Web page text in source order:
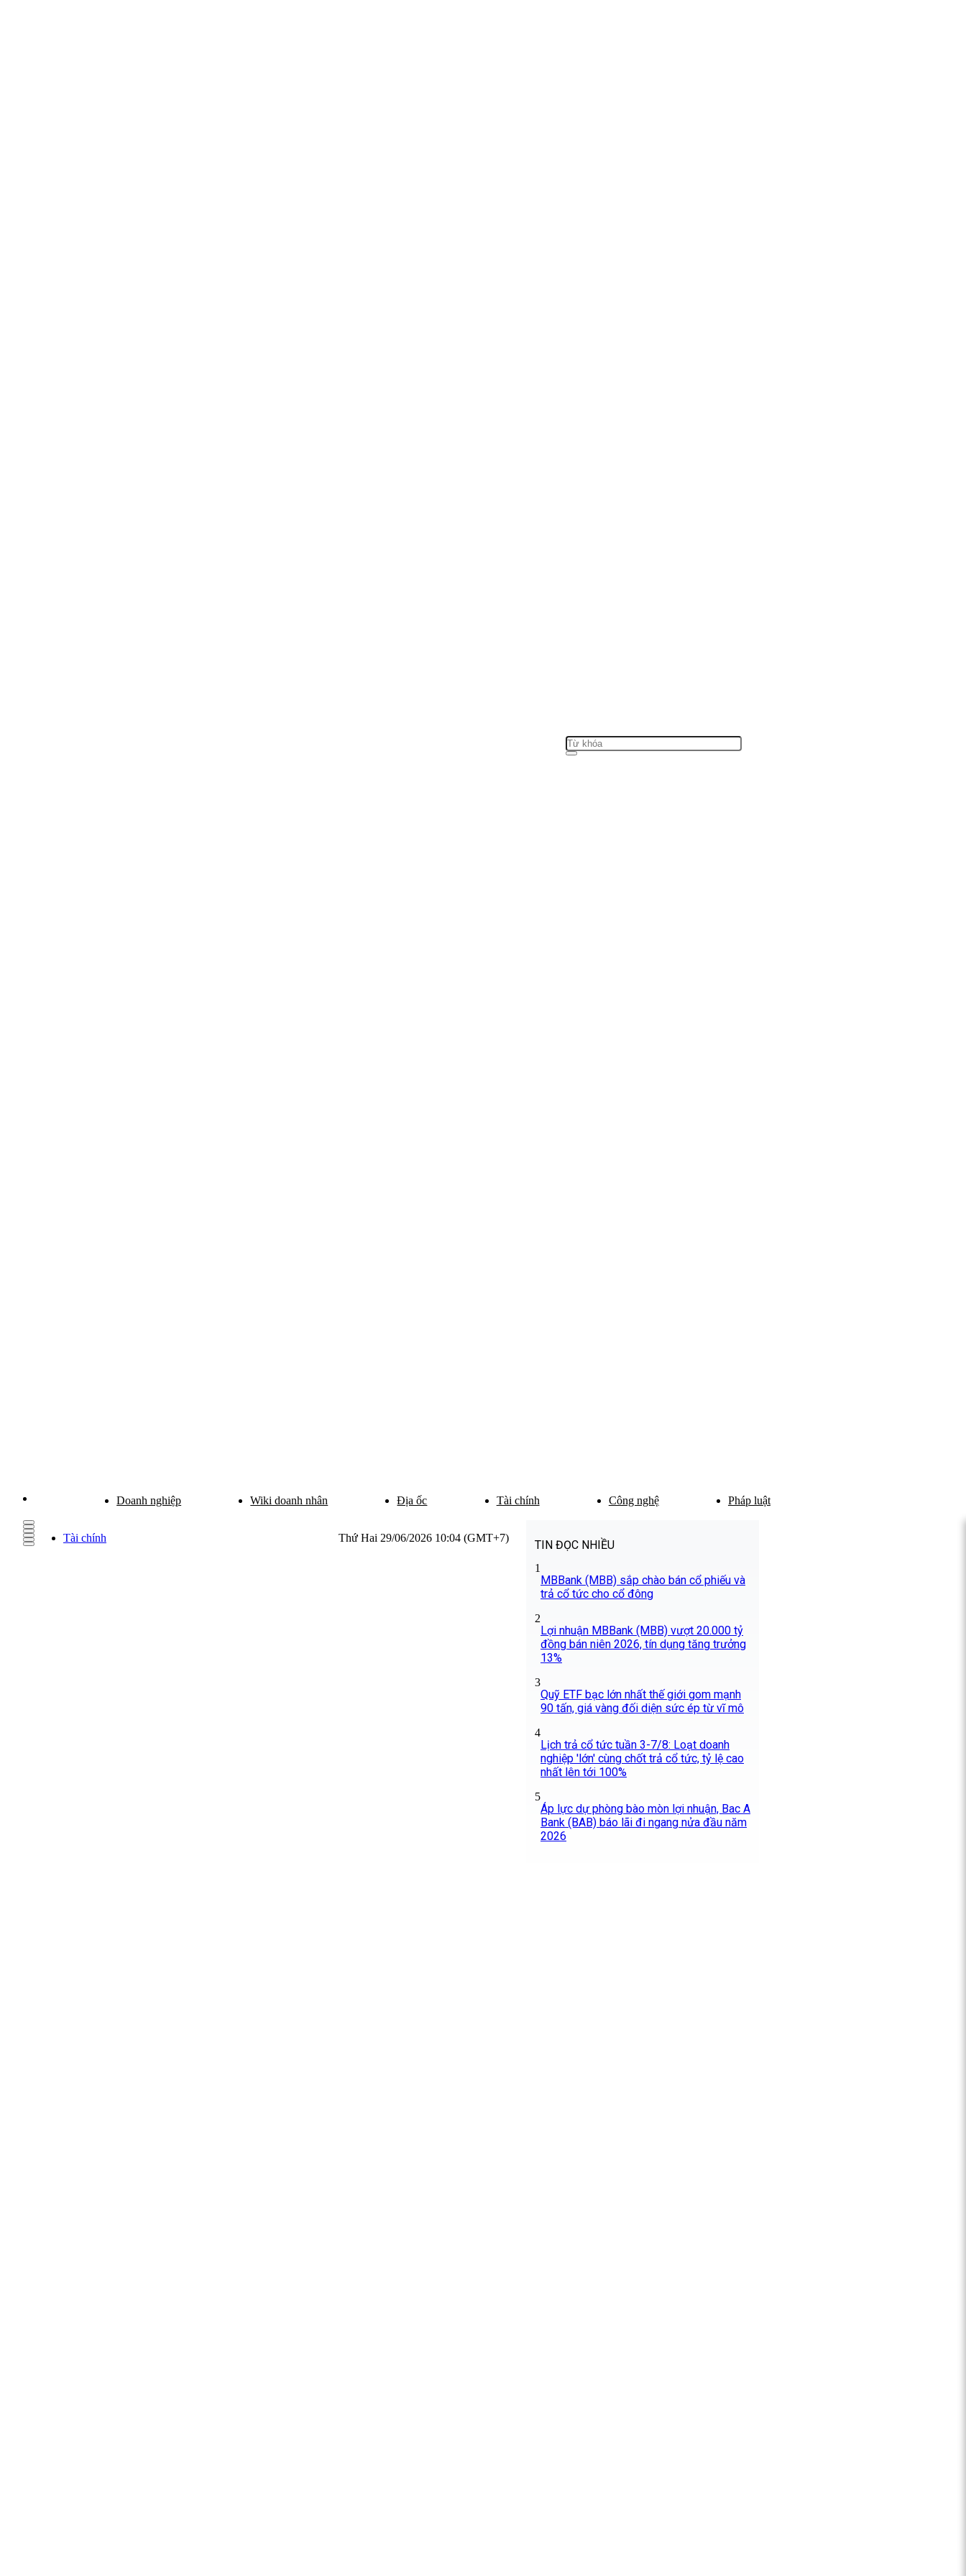
Doanh nghiệp Wiki doanh nhân Địa ốc Tài chính Công nghệ Pháp luật
Tài chính Thứ Hai 29/06/2026 10:04 (GMT+7)
TIN ĐỌC NHIỀU
1
MBBank (MBB) sắp chào bán cổ phiếu và
trả cổ tức cho cổ đông
2
Lợi nhuận MBBank (MBB) vượt 20.000 tỷ
đồng bán niên 2026, tín dụng tăng trưởng
13%
3
Quỹ ETF bạc lớn nhất thế giới gom mạnh
90 tấn, giá vàng đối diện sức ép từ vĩ mô
4
Lịch trả cổ tức tuần 3-7/8: Loạt doanh
nghiệp 'lớn' cùng chốt trả cổ tức, tỷ lệ cao
nhất lên tới 100%
5
Áp lực dự phòng bào mòn lợi nhuận, Bac A
Bank (BAB) báo lãi đi ngang nửa đầu năm
2026